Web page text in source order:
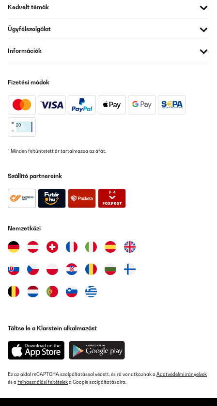
Kedvelt témák
Ügyfélszolgálat
Információk
Fizetési módok
* Minden feltüntetett ár tartalmazza az áfát.
Szállító partnereink
Nemzetközi
Töltse le a Klarstein alkalmazást
Ez az oldal reCAPTCHA szolgáltatással védett, és rá vonatkoznak a Adatvédelmi irányelvek
és a Felhasználási feltételeka Google szolgáltatásaira.